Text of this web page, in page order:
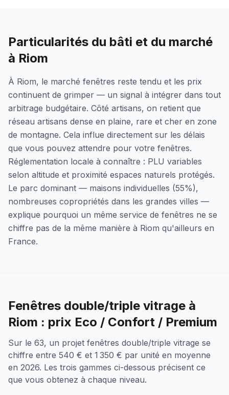
Particularités du bâti et du marché
à Riom
À Riom, le marché fenêtres reste tendu et les prix
continuent de grimper — un signal à intégrer dans tout
arbitrage budgétaire. Côté artisans, on retient que
réseau artisans dense en plaine, rare et cher en zone
de montagne. Cela influe directement sur les délais
que vous pouvez attendre pour votre fenêtres.
Réglementation locale à connaître : PLU variables
selon altitude et proximité espaces naturels protégés.
Le parc dominant — maisons individuelles (55%),
nombreuses copropriétés dans les grandes villes —
explique pourquoi un même service de fenêtres ne se
chiffre pas de la même manière à Riom qu'ailleurs en
France.
Fenêtres double/triple vitrage à
Riom : prix Eco / Confort / Premium
Sur le 63, un projet fenêtres double/triple vitrage se
chiffre entre 540 € et 1 350 € par unité en moyenne
en 2026. Les trois gammes ci-dessous précisent ce
que vous obtenez à chaque niveau.